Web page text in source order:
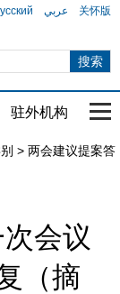
عربي 关怀版
驻外机构 国
> 两会建议提案答
会议
（摘